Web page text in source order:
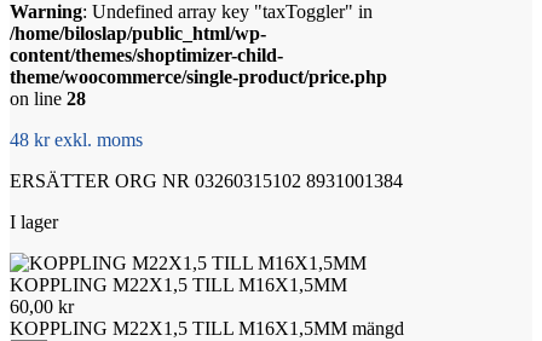
Warning: Undefined array key "taxToggler" in
/home/biloslap/public_html/wp-
content/themes/shoptimizer-child-
theme/woocommerce/single-product/price.php
on line 28
48 kr exkl. moms
ERSÄTTER ORG NR 03260315102 8931001384
I lager
KOPPLING M22X1,5 TILL M16X1,5MM
60,00 kr
KOPPLING M22X1,5 TILL M16X1,5MM mängd